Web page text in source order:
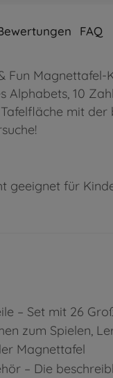
FAQ
Fun
Alphabets, 10
mit
geeignet für
– Set mit 26
zum Spielen,
Magnettafel
– Die